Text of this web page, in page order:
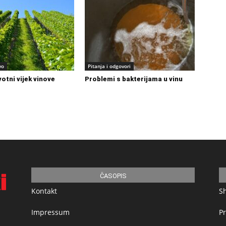
vijek vinove
Pitanja i odgovori
Problemi s bakterijama u vinu
ČASOPIS
Kontakt
Impressum